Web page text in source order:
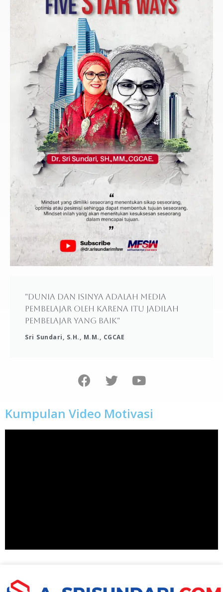
"Dunia dan isinya adalah media
pembelajar oleh karena itu jadilah
pembelajar yang baik"
Sri Sundari, S.H., M.M., CGCAE
Kumpulan Video Motivasi